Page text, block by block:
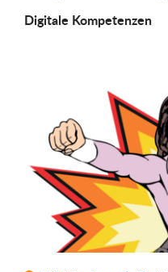
Digitale Kompetenzen